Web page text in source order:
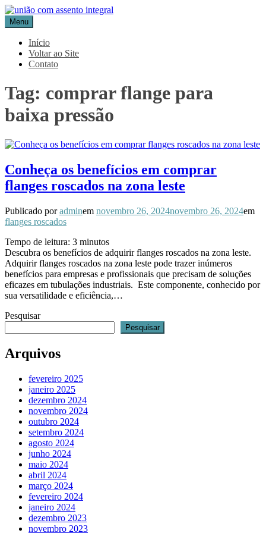
Pular
para
o
conteúdo
Blog Aceflan
Líder em Acessórios Industriais
Menu
Início
Voltar ao Site
Contato
Tag: comprar flange para
baixa pressão
Conheça os benefícios em comprar
flanges roscados na zona leste
Publicado poradminem novembro 26, 2024novembro 26, 2024em
flanges roscados
Tempo de leitura: 3 minutos
Descubra os benefícios de adquirir flanges roscados na zona leste.
Adquirir flanges roscados na zona leste pode trazer inúmeros
benefícios para empresas e profissionais que precisam de soluções
eficazes em tubulações industriais. Este componente, conhecido por
sua versatilidade e eficiência,…
Pesquisar
Pesquisar
Arquivos
fevereiro 2025
janeiro 2025
dezembro 2024
novembro 2024
outubro 2024
setembro 2024
agosto 2024
junho 2024
maio 2024
abril 2024
março 2024
fevereiro 2024
janeiro 2024
dezembro 2023
novembro 2023